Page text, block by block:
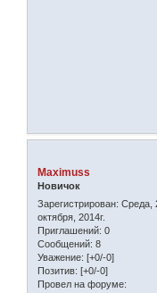
Maximuss
Новичок
Зарегистрирован: Среда,
октября, 2014г.
Приглашений: 0
Сообщений: 8
Уважение: [+0/-0]
Позитив: [+0/-0]
Провел на форуме: